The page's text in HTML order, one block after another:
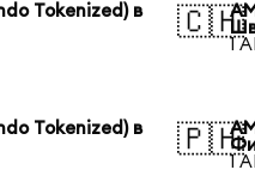
Tokenized) в
🇨🇭
1
Tokenized) в
🇵🇭
1